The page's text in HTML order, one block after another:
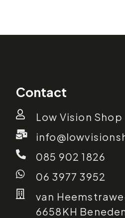
Contact
Low Vision Shop
085 902 1826
06 3977 3952
van
6658KH